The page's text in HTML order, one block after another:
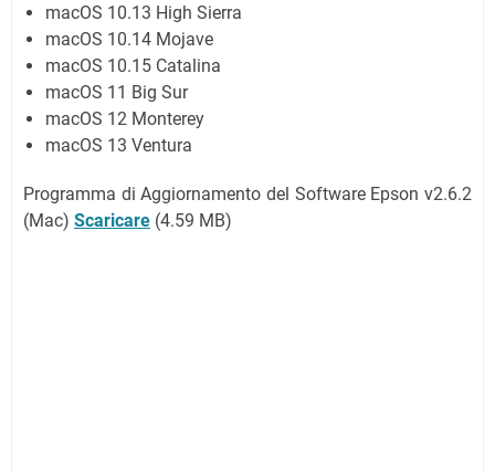
macOS 10.13 High Sierra
macOS 10.14 Mojave
macOS 10.15 Catalina
macOS 11 Big Sur
macOS 12 Monterey
macOS 13 Ventura
Programma di Aggiornamento del Software Epson v2.6.2
(Mac) Scaricare (4.59 MB)